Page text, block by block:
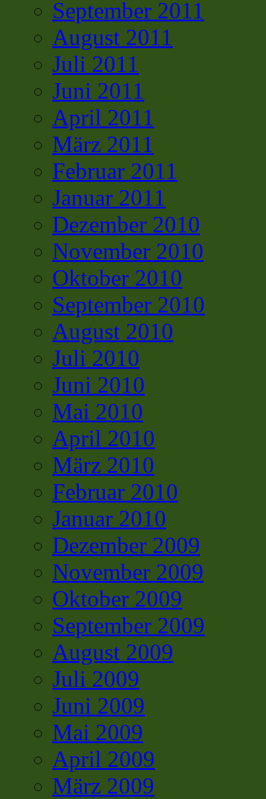
September 2011
August 2011
Juli 2011
Juni 2011
April 2011
März 2011
Februar 2011
Januar 2011
Dezember 2010
November 2010
Oktober 2010
September 2010
August 2010
Juli 2010
Juni 2010
Mai 2010
April 2010
März 2010
Februar 2010
Januar 2010
Dezember 2009
November 2009
Oktober 2009
September 2009
August 2009
Juli 2009
Juni 2009
Mai 2009
April 2009
März 2009